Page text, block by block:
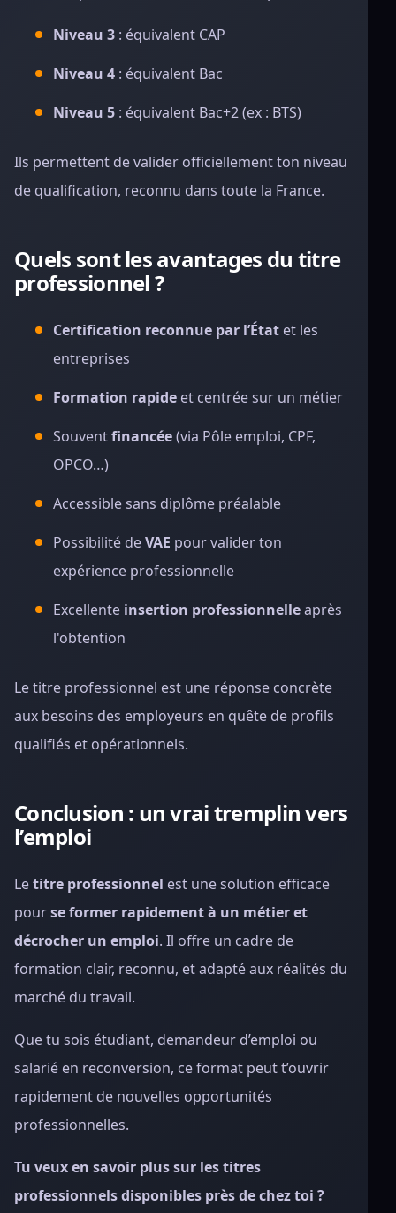
Niveau 3 : équivalent CAP
Niveau 4 : équivalent Bac
Niveau 5 : équivalent Bac+2 (ex : BTS)
Ils permettent de valider officiellement ton niveau
de qualification, reconnu dans toute la France.
Quels sont les avantages du titre
professionnel ?
Certification reconnue par l’État et les
entreprises
Formation rapide et centrée sur un métier
Souventfinancée(via Pôle emploi, CPF,
OPCO…)
Accessible sans diplôme préalable
Possibilité deVAE pour valider ton
expérience professionnelle
Excellente insertion professionnelleaprès
l'obtention
Le titre professionnel est une réponse concrète
aux besoins des employeurs en quête de profils
qualifiés et opérationnels.
Conclusion : un vrai tremplin vers
l’emploi
Letitre professionnel est une solution efficace
pourse former rapidement à un métier et
décrocher un emploi. Il offre un cadre de
formation clair, reconnu, et adapté aux réalités du
marché du travail.
Que tu sois étudiant, demandeur d’emploi ou
salarié en reconversion, ce format peut t’ouvrir
rapidement de nouvelles opportunités
professionnelles.
Tu veux en savoir plus sur les titres
professionnels disponibles près de chez toi ?